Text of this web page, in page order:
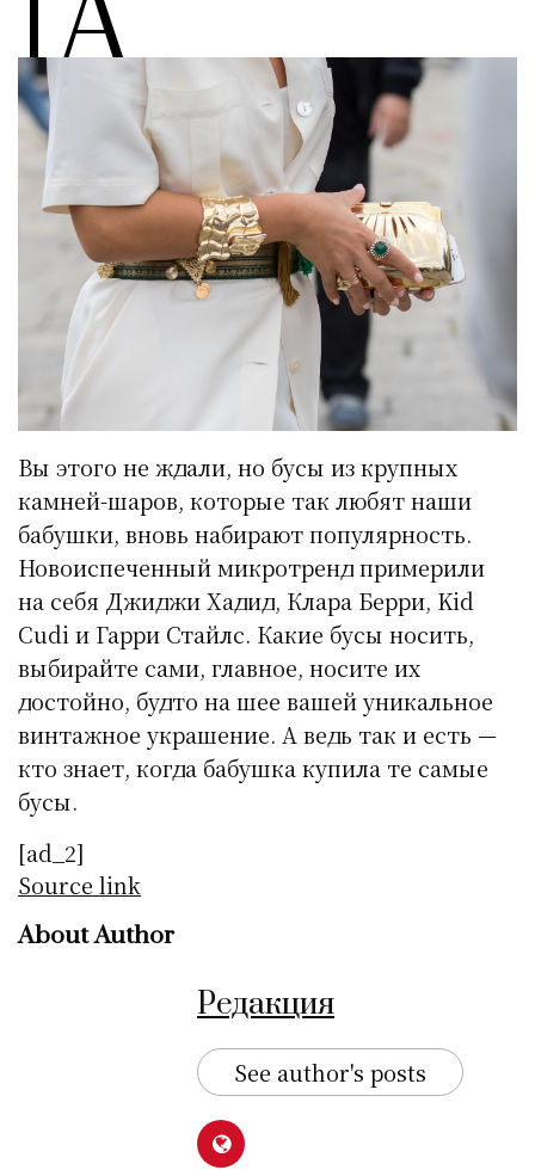
Вы этого не ждали, но бусы из крупных
камней-шаров, которые так любят наши
бабушки, вновь набирают популярность.
Новоиспеченный микротренд примерили
на себя Джиджи Хадид, Клара Берри, Kid
Cudi и Гарри Стайлс. Какие бусы носить,
выбирайте сами, главное, носите их
достойно, будто на шее вашей уникальное
винтажное украшение. А ведь так и есть —
кто знает, когда бабушка купила те самые
бусы.
[ad_2]
Source link
About Author
Редакция
See author's posts